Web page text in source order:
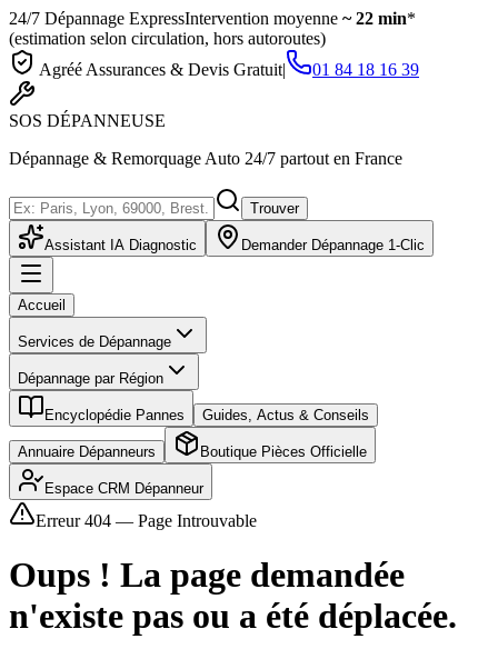
24/7 Dépannage ExpressIntervention moyenne ~ 22 min*
(estimation selon circulation, hors autoroutes)
Agréé Assurances & Devis Gratuit| 01 84 18 16 39
SOS DÉPANNEUSE
Dépannage & Remorquage Auto 24/7 partout en France
Trouver
Assistant IA Diagnostic Demander Dépannage 1-Clic
Accueil
Services de Dépannage
Dépannage par Région
Encyclopédie Pannes Guides, Actus & Conseils
Annuaire Dépanneurs Boutique Pièces Officielle
Espace CRM Dépanneur
Erreur 404 — Page Introuvable
Oups ! La page demandée
n'existe pas ou a été déplacée.